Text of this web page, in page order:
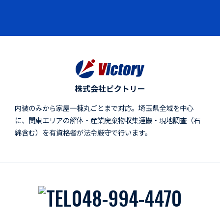
株式会社ビクトリー
内装のみから家屋一棟丸ごとまで対応。埼玉県全域を中心
に、関東エリアの解体・産業廃棄物収集運搬・現地調査（石
綿含む）を有資格者が法令厳守で行います。
048-994-4470